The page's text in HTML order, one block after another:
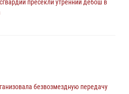
пресекли утренний дебош в
охраны Росгвардии пресекли
безвозмездную передачу